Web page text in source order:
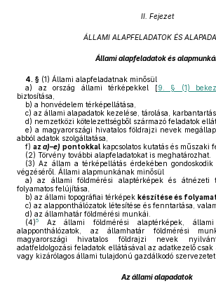
II. Fejezet
ÁLLAMI ALAPFELADATOK ÉS
Állami alapfeladatok és
4. § (1) Állami alapfeladatnak minősül
a) az ország állami térképekkel [9. § (1)
biztosítása,
b) a honvédelem térképellátása,
c) az állami alapadatok kezelése, tárolása,
d) nemzetközi kötelezettségből származó feladatok
e) a magyarországi hivatalos földrajzi nevek
abból adatok szolgáltatása,
f) az a)–e) pontokkal kapcsolatos kutatás és műszaki
(2) Törvény további alapfeladatokat is meghatározhat.
(3) Az állam a térképellátás érdekében
végzéséről. Állami alapmunkának minősül
a) az állami földmérési alaptérképek és átnézeti
folyamatos felújítása,
b) az állami topográfiai térképek készítése és
c) az alapponthálózatok létesítése és fenntartása,
d) az államhatár földmérési munkái.
(4)5
Az állami földmérési alaptérképek, állami
alapponthálózatok, az államhatár földmérési
magyarországi hivatalos földrajzi nevek
adatfeldolgozási feladatok ellátásával az adatkezelő
vagy kizárólagos állami tulajdonú gazdálkodó szervezetet
Az állami alapadatok